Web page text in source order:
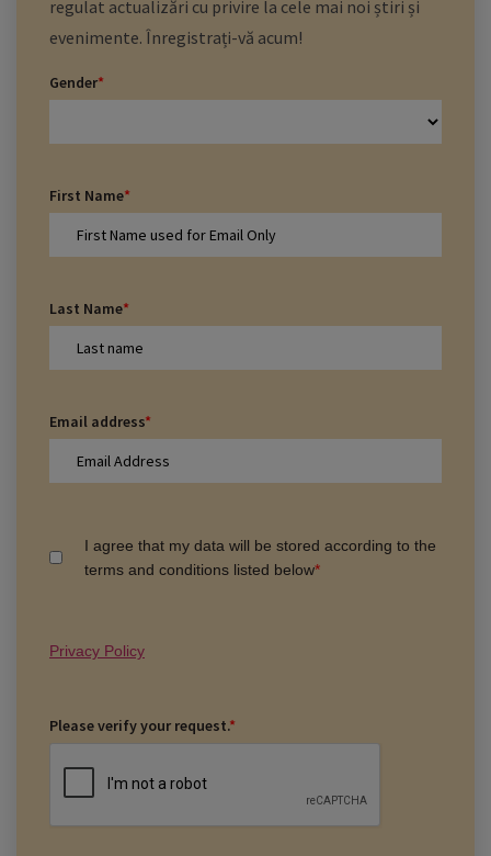
regulat actualizări cu privire la cele mai noi știri și
evenimente. Înregistrați-vă acum!
Gender*
First Name*
Last Name*
Email address*
I agree that my data will be stored according to the
terms and conditions listed below*
Privacy Policy
Please verify your request.*